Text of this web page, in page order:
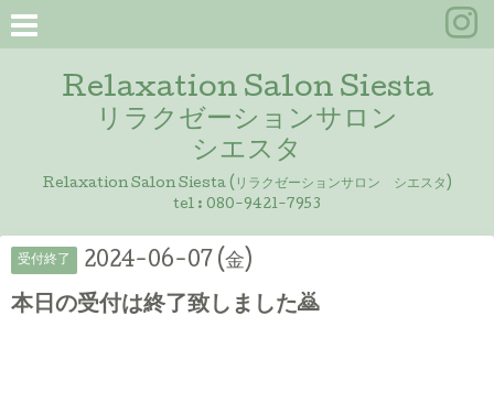
Relaxation Salon Siesta
リラクゼーションサロン
シエスタ
Relaxation Salon Siesta (リラクゼーションサロン シエスタ)
tel : 080-9421-7953
受付終了 2024-06-07 (金)
本日の受付は終了致しました🙇